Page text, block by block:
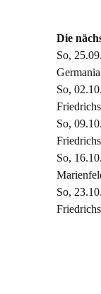
Die
So,
So,
So,
So,
So,